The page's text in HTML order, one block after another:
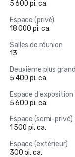
5 600 pi. ca.
Espace (privé)
18 000 pi. ca.
Salles de réunion
13
Deuxième plus
5 400 pi. ca.
Espace d'exposition
5 600 pi. ca.
Espace (semi-privé)
1 500 pi. ca.
Espace (extérieur)
300 pi. ca.